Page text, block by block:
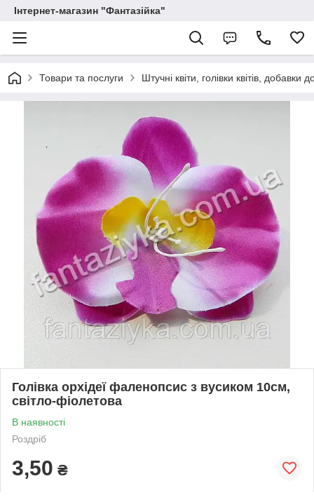
Інтернет-магазин "Фантазійка"
Товари та послуги Штучні квіти, голівки квітів, добавки
Голівка орхідеї фаленопсис з вусиком 10см,
світло-фіолетова
В наявності
Роздріб
3,50 ₴